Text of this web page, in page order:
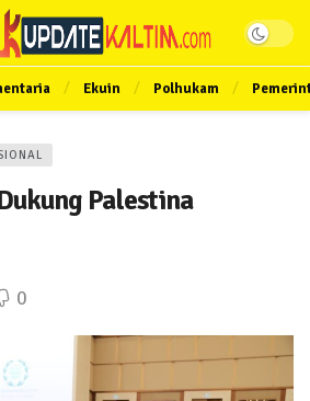
Ekuin Polhukam
Palestina
0